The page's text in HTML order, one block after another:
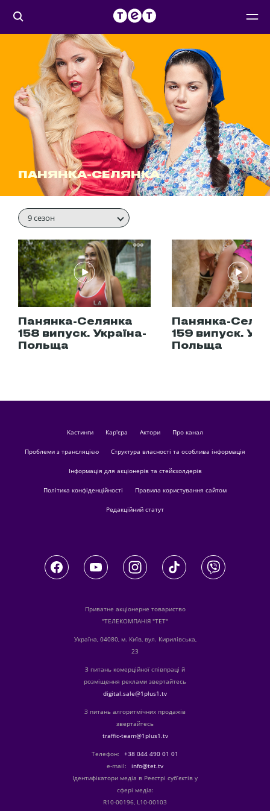
ПАНЯНКА-СЕЛЯНКА
9 сезон
Панянка-Селянка
158 випуск. Україна-
Польща
Панянка-
159 випуск.
Польща
кастинги Кар'єра актори Про канал
Проблеми з трансляцією Структура власності та особлива інформація
Інформація для акціонерів та стейкхолдерів
Політика конфіденційності Правила користування сайтом
Редакційний статут
Приватне акціонерне товариство
"ТЕЛЕКОМПАНІЯ "ТЕТ"
Україна, 04080, м. Київ, вул. Кирилівська,
23
З питань комерційної співпраці й
розміщення реклами звертайтесь
digital.sale@1plus1.tv
З питань алгоритмічних продажів
звертайтесь
traffic-team@1plus1.tv
Телефон:
+38 044 490 01 01
е-mail:
info@tet.tv
Ідентифікатори медіа в Реєстрі суб’єктів у
сфері медіа:
R10-00196, L10-00103